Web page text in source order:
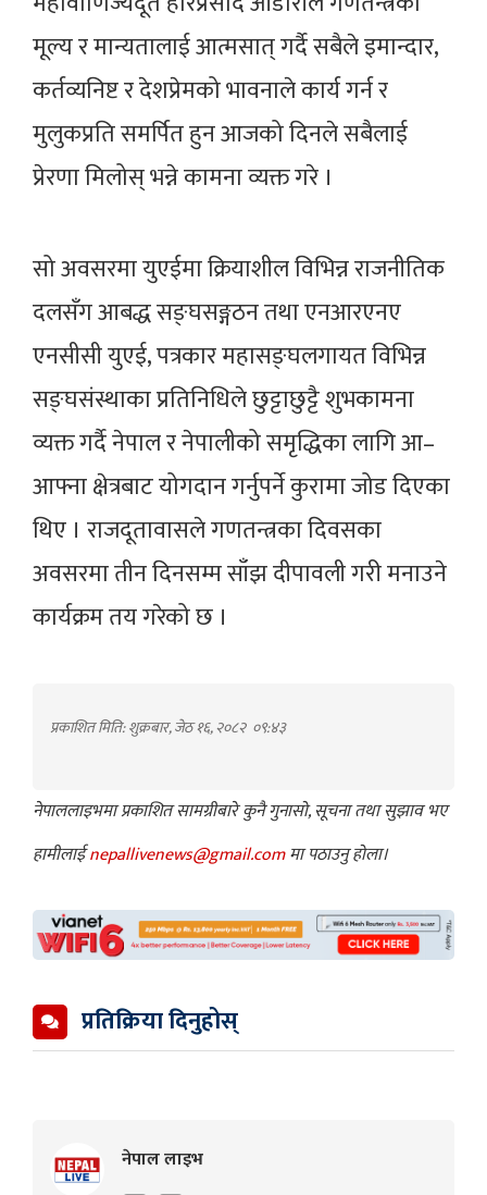
महावाणिज्यदूत हरिप्रसाद ओडारीले गणतन्त्रका
मूल्य र मान्यतालाई आत्मसात् गर्दै सबैले इमान्दार,
कर्तव्यनिष्ट र देशप्रेमको भावनाले कार्य गर्न र
मुलुकप्रति समर्पित हुन आजको दिनले सबैलाई
सो अवसरमा युएईमा क्रियाशील विभिन्न राजनीतिक
दलसँग आबद्ध सङ्घसङ्गठन तथा एनआरएनए
एनसीसी युएई, पत्रकार महासङ्घलगायत विभिन्न
सङ्घसंस्थाका प्रतिनिधिले छुट्टाछुट्टै शुभकामना
व्यक्त गर्दै नेपाल र नेपालीको समृद्धिका लागि आ–
आफ्ना क्षेत्रबाट योगदान गर्नुपर्ने कुरामा जोड दिएका
थिए । राजदूतावासले गणतन्त्रका दिवसका
अवसरमा तीन दिनसम्म साँझ दीपावली गरी मनाउने
नेपाललाइभमा प्रकाशित सामग्रीबारे कुनै गुनासो, सूचना तथा सुझाव भए
प्रतिक्रिया दिनुहोस्